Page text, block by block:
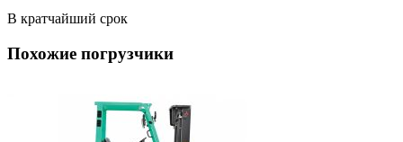
В кратчайший срок
Похожие погрузчики